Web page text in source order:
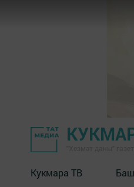
Кукмара ТВ